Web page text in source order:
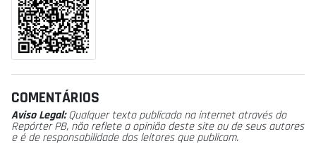
COMENTÁRIOS
Aviso Legal:Qualquer texto publicado na internet através do
Repórter PB, não reflete a opinião deste site ou de seus autores
e é de responsabilidade dos leitores que publicam.